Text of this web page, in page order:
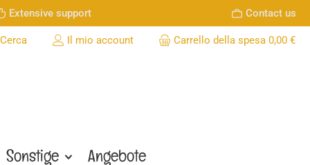
Extensive support Contact us
Cerca Il mio account Carrello della spesa 0,00 €
Sonstige Angebote